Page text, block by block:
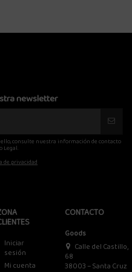
newsletter
consulte nuestra información de contacto
Legal.
de privacidad
Iniciar
sesión
Mi cuenta
CONTACTO
Goods
Calle del Castillo,
68
38003 – Santa Cruz